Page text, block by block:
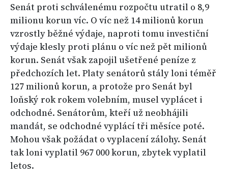
Senát proti schválenému rozpočtu utratil o 8,9
milionu korun víc. O víc než 14 milionů korun
vzrostly běžné výdaje, naproti tomu investiční
výdaje klesly proti plánu o víc než pět milionů
korun. Senát však zapojil ušetřené peníze z
předchozích let. Platy senátorů stály loni téměř
127 milionů korun, a protože pro Senát byl
loňský rok rokem volebním, musel vyplácet i
odchodné. Senátorům, kteří už neobhájili
mandát, se odchodné vyplácí tři měsíce poté.
Mohou však požádat o vyplacení zálohy. Senát
tak loni vyplatil 967 000 korun, zbytek vyplatil
letos.